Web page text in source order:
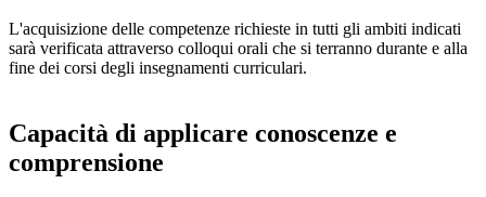
L'acquisizione delle competenze richieste in tutti gli ambiti indicati
sarà verificata attraverso colloqui orali che si terranno durante e alla
fine dei corsi degli insegnamenti curriculari.
Capacità di applicare conoscenze e
comprensione